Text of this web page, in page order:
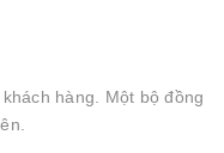
hàng. Một bộ đồng